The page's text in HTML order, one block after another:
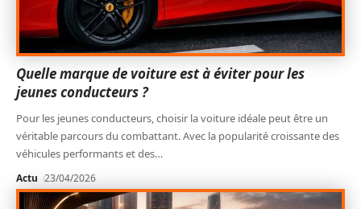
Quelle marque de voiture est à éviter pour les
jeunes conducteurs ?
Pour les jeunes conducteurs, choisir la voiture idéale peut être un
véritable parcours du combattant. Avec la popularité croissante des
véhicules performants et des…
Actu 23/04/2026